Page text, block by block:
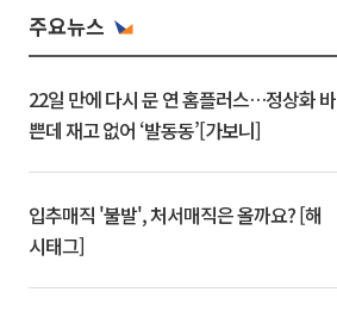
주요뉴스
22일 만에 다시 문 연 홈플러스…정상화 바
쁜데 재고 없어 ‘발동동’[가보니]
입추매직 '불발', 처서매직은 올까요? [해
시태그]